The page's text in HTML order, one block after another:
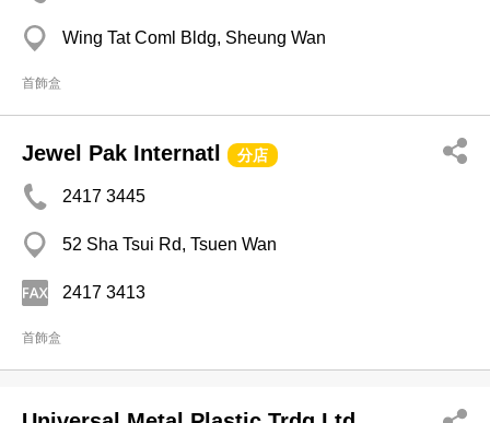
Wing Tat Coml Bldg, Sheung Wan
首飾盒
Jewel Pak Internatl 分店
2417 3445
52 Sha Tsui Rd, Tsuen Wan
2417 3413
首飾盒